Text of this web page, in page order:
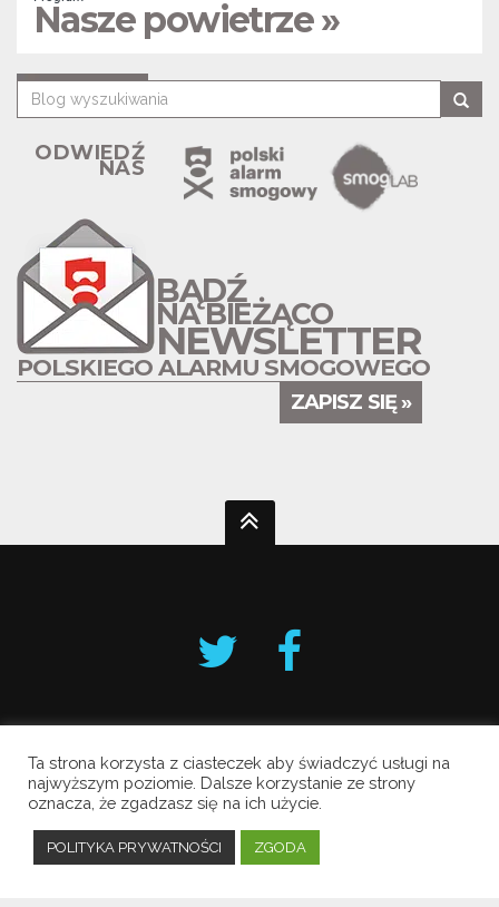
Nasze powietrze »
ODWIEDŹ
NAS
BĄDŹ
NA BIEŻĄCO
NEWSLETTER
POLSKIEGO ALARMU SMOGOWEGO
ZAPISZ SIĘ »
Krakowski Alarm Smogowy
Copyright © 2019 All Rights Reserved.
Polityka prywatności
Ta strona korzysta z ciasteczek aby świadczyć usługi na
najwyższym poziomie. Dalsze korzystanie ze strony
oznacza, że zgadzasz się na ich użycie.
POLITYKA PRYWATNOŚCI ZGODA